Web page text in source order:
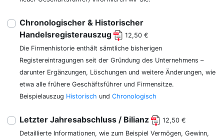
Chronologischer & Historischer
Handelsregisterauszug
12,50 €
Die Firmenhistorie enthält sämtliche bisherigen
Registereintragungen seit der Gründung des Unternehmens –
darunter Ergänzungen, Löschungen und weitere Änderungen, wie
etwa alle frühere Geschäftsführer und Firmensitze.
Beispielauszug Historisch und Chronologisch
Letzter Jahresabschluss / Bilianz
12,50 €
Detaillierte Informationen, wie zum Beispiel Vermögen, Gewinn,